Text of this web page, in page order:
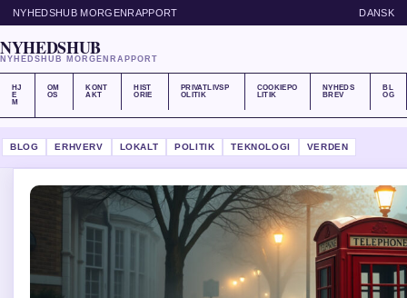
NYHEDSHUB MORGENRAPPORT DANSK
NYHEDSHUB
NYHEDSHUB MORGENRAPPORT
HJ
E
M
OM
OS
KONT
AKT
HIST
ORIE
PRIVATLIVSP
OLITIK
COOKIEPO
LITIK
NYHEDS
BREV
BL
OG
BLOG ERHVERV LOKALT POLITIK TEKNOLOGI VERDEN